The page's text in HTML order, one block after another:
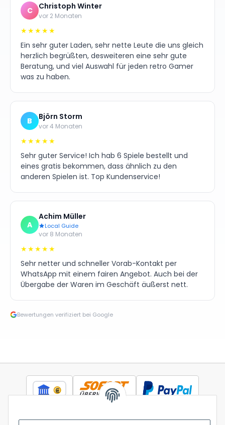
C Christoph Winter
vor 2 Monaten
★★★★★
Ein sehr guter Laden, sehr nette Leute die uns gleich
herzlich begrüßten, desweiteren eine sehr gute
Beratung, und viel Auswahl für jeden retro Gamer
was zu haben.
B Björn Storm
vor 4 Monaten
★★★★★
Sehr guter Service! Ich hab 6 Spiele bestellt und
eines gratis bekommen, dass ähnlich zu den
anderen Spielen ist. Top Kundenservice!
A
Achim Müller
Local Guide
vor 8 Monaten
★★★★★
Sehr netter und schneller Vorab-Kontakt per
WhatsApp mit einem fairen Angebot. Auch bei der
Übergabe der Waren im Geschäft äußerst nett.
Bewertungen verifiziert bei Google